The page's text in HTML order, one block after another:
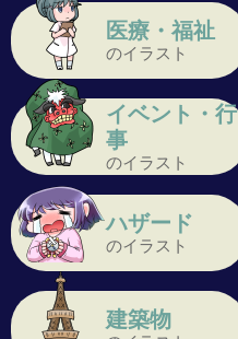
医療・福祉
のイラスト
イベント・行
事
のイラスト
ハザード
のイラスト
建築物